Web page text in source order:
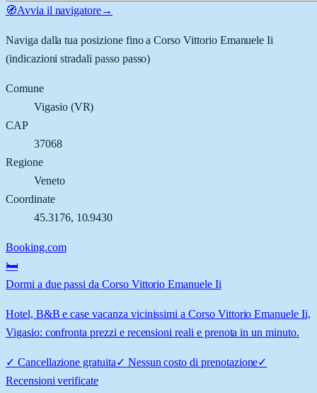
🧭Avvia il navigatore→
Naviga dalla tua posizione fino aCorso Vittorio Emanuele Ii
(indicazioni stradali passo passo)
Comune
Vigasio(VR)
CAP
37068
Regione
Veneto
Coordinate
45.3176, 10.9430
Booking.com
🛏️
Dormi a due passi da Corso Vittorio Emanuele Ii
Hotel, B&B e case vacanza vicinissimi a Corso Vittorio Emanuele Ii,
Vigasio: confronta prezzi e recensioni reali e prenota in un minuto.
✓ Cancellazione gratuita✓ Nessun costo di prenotazione✓
Recensioni verificate